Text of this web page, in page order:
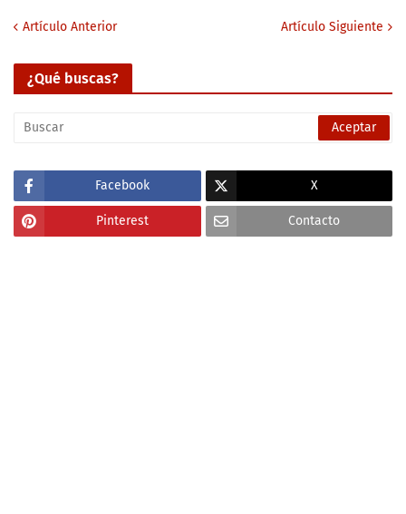
Artículo Anterior Artículo Siguiente
¿Qué buscas?
Facebook X
Pinterest Contacto